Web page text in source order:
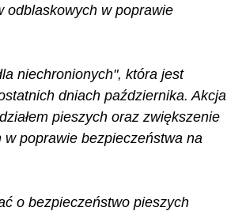
odblaskowych w poprawie
niechronionych", która jest
dniach października. Akcja
pieszych oraz zwiększenie
poprawie bezpieczeństwa na
o bezpieczeństwo pieszych